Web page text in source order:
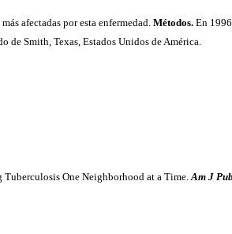
afectadas por esta enfermedad. Métodos. En
Smith, Texas, Estados Unidos de América.
One Neighborhood at a Time.Am J